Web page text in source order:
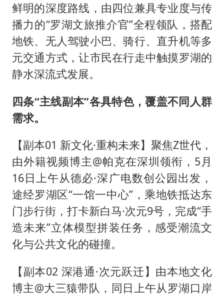
鲜明的深度路线，由四位兼具专业度与传
播力的“罗湖文旅推介官”全程领队，搭配
地铁、无人驾驶小巴、骑行、直升机等多
元交通方式，让市民在行走中触摸罗湖的
静水深流式发展。
四条“主线副本”各具特色，覆盖不同人群
需求。
【副本01 新文化·重构未来】聚焦Z世代，
由外籍视频博主@帕克在深圳领衔，5月
16日上午从德必·深广电数创公园出发，
途经罗湖区“一馆一中心”，乘地铁抵达东
门步行街，打卡新白马·次元9号，完成“手
造未来”立体模型拼装任务，感受潮流文
化与公共文化的碰撞。
【副本02 深港通·次元跃迁】由本地文化
博主@大三猿带队，同日上午从罗湖口岸